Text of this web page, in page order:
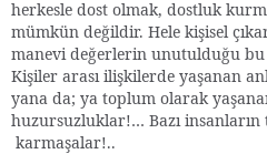
herkesle dost olmak, dostluk
mümkün değildir. Hele kişisel
manevi değerlerin unutulduğu
Kişiler arası ilişkilerde yaşanan
yana da; ya toplum olarak
huzursuzluklar!… Bazı
karmaşalar!..